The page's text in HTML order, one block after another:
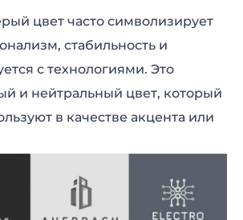
цвет часто символизирует
стабильность и
с технологиями. Это
и нейтральный цвет, который
в качестве акцента или